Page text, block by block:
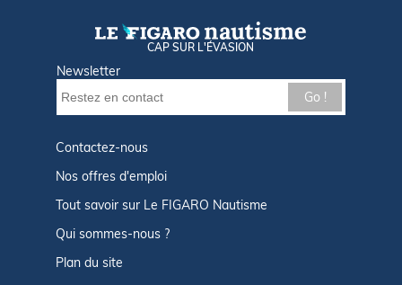
CAP SUR L'ÉVASION
Newsletter
Go !
Contactez-nous
Nos offres d'emploi
Tout savoir sur Le FIGARO Nautisme
Qui sommes-nous ?
Plan du site